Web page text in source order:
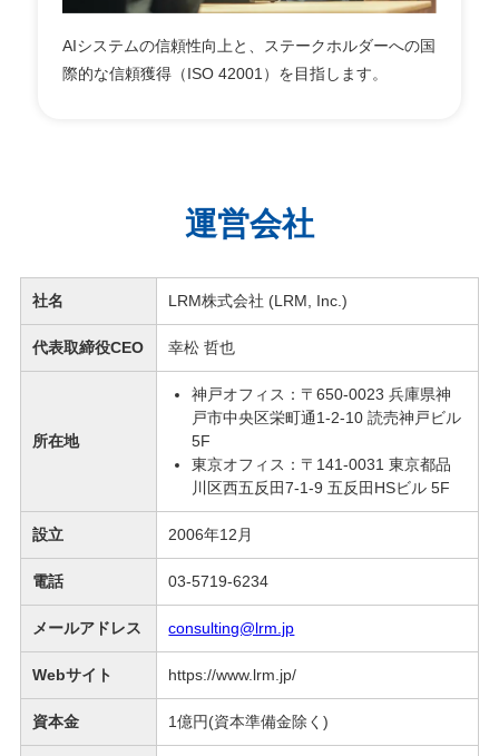
AIシステムの信頼性向上と、ステークホルダーへの国
際的な信頼獲得（ISO 42001）を目指します。
運営会社
社名 LRM株式会社 (LRM, Inc.)
代表取締役CEO 幸松 哲也
所在地
神戸オフィス：〒650-0023 兵庫県神
戸市中央区栄町通1-2-10 読売神戸ビル
5F
東京オフィス：〒141-0031 東京都品
川区西五反田7-1-9 五反田HSビル 5F
設立 2006年12月
電話 03-5719-6234
メールアドレス consulting@lrm.jp
Webサイト https://www.lrm.jp/
資本金 1億円(資本準備金除く)